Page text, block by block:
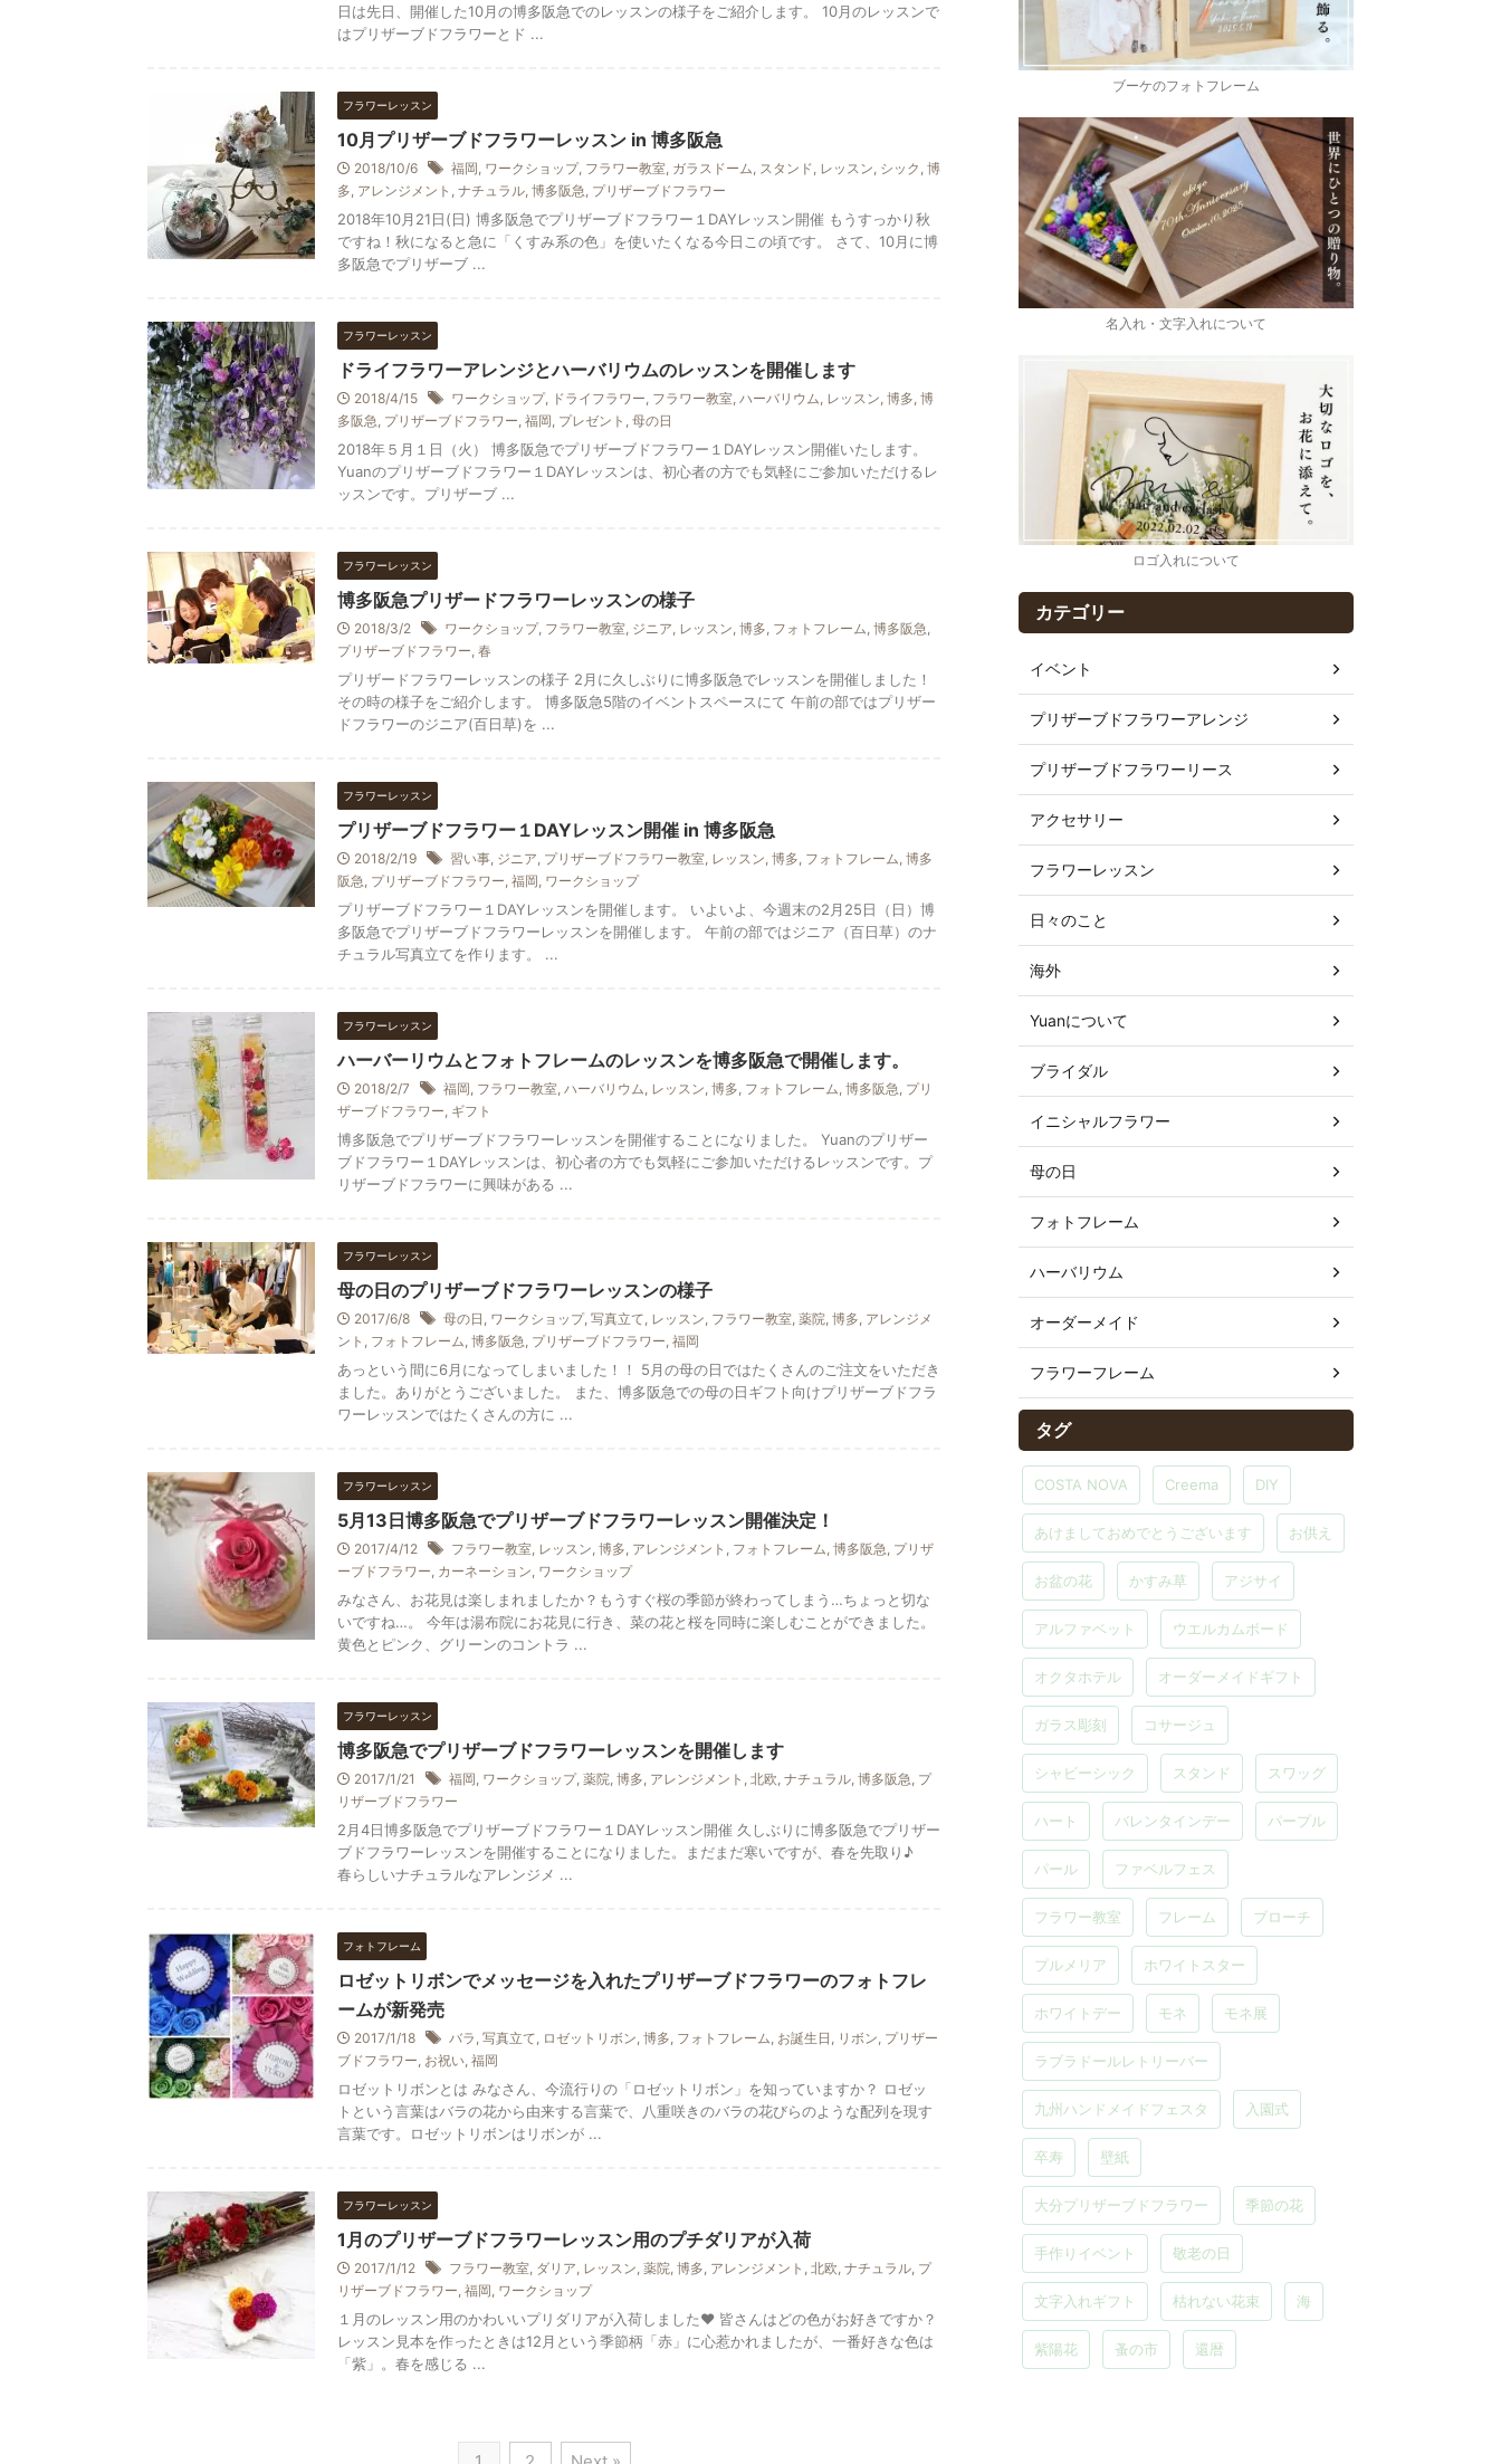
日は先日、開催した10月の博多阪急でのレッスンの様子をご紹介します。 10月のレッスンで
はプリザーブドフラワーとド ...
フラワーレッスン
10月プリザーブドフラワーレッスン in 博多阪急
2018/10/6 福岡 ワークショップ, フラワー教室 ガラスドーム スタンド レッスン シック 博
多 アレンジメント ナチュラル 博多阪急 プリザーブドフラワー
2018年10月21日(日) 博多阪急でプリザーブドフラワー１DAYレッスン開催 もうすっかり秋
ですね！秋になると急に「くすみ系の色」を使いたくなる今日この頃です。 さて、10月に博
多阪急でプリザーブ ...
フラワーレッスン
ドライフラワーアレンジとハーバリウムのレッスンを開催します
2018/4/15 ワークショップ, ドライフラワー フラワー教室 ハーバリウム レッスン 博多 博
多阪急 プリザーブドフラワー 福岡 プレゼント 母の日
2018年５月１日（火） 博多阪急でプリザーブドフラワー１DAYレッスン開催いたします。
Yuanのプリザーブドフラワー１DAYレッスンは、初心者の方でも気軽にご参加いただけるレ
ッスンです。プリザーブ ...
フラワーレッスン
博多阪急プリザードフラワーレッスンの様子
2018/3/2 ワークショップ, フラワー教室 ジニア レッスン 博多 フォトフレーム 博多阪急
プリザーブドフラワー 春
プリザードフラワーレッスンの様子 2月に久しぶりに博多阪急でレッスンを開催しました！
その時の様子をご紹介します。 博多阪急5階のイベントスペースにて 午前の部ではプリザー
ドフラワーのジニア(百日草)を ...
フラワーレッスン
プリザーブドフラワー１DAYレッスン開催 in 博多阪急
2018/2/19 習い事 ジニア プリザーブドフラワー教室 レッスン 博多 フォトフレーム 博多
阪急 プリザーブドフラワー 福岡 ワークショップ
プリザーブドフラワー１DAYレッスンを開催します。 いよいよ、今週末の2月25日（日）博
多阪急でプリザーブドフラワーレッスンを開催します。 午前の部ではジニア（百日草）のナ
チュラル写真立てを作ります。 ...
フラワーレッスン
ハーバーリウムとフォトフレームのレッスンを博多阪急で開催します。
2018/2/7 福岡 フラワー教室 ハーバリウム レッスン 博多 フォトフレーム 博多阪急 プリ
ザーブドフラワー ギフト
博多阪急でプリザーブドフラワーレッスンを開催することになりました。 Yuanのプリザー
ブドフラワー１DAYレッスンは、初心者の方でも気軽にご参加いただけるレッスンです。プ
リザーブドフラワーに興味がある ...
フラワーレッスン
母の日のプリザーブドフラワーレッスンの様子
2017/6/8 母の日 ワークショップ, 写真立て レッスン フラワー教室 薬院 博多 アレンジメ
ント
フォトフレーム 博多阪急 プリザーブドフラワー 福岡
あっという間に6月になってしまいました！！ 5月の母の日ではたくさんのご注文をいただき
ました。ありがとうございました。 また、博多阪急での母の日ギフト向けプリザーブドフラ
ワーレッスンではたくさんの方に ...
フラワーレッスン
5月13日博多阪急でプリザーブドフラワーレッスン開催決定！
2017/4/12 フラワー教室 レッスン 博多 アレンジメント フォトフレーム 博多阪急 プリザ
ーブドフラワー カーネーション ワークショップ
みなさん、お花見は楽しまれましたか？もうすぐ桜の季節が終わってしまう…ちょっと切な
いですね…。 今年は湯布院にお花見に行き、菜の花と桜を同時に楽しむことができました。
黄色とピンク、グリーンのコントラ ...
フラワーレッスン
博多阪急でプリザーブドフラワーレッスンを開催します
2017/1/21 福岡 ワークショップ, 薬院 博多 アレンジメント 北欧 ナチュラル 博多阪急 プ
リザーブドフラワー
2月4日博多阪急でプリザーブドフラワー１DAYレッスン開催 久しぶりに博多阪急でプリザー
ブドフラワーレッスンを開催することになりました。まだまだ寒いですが、春を先取り♪
春らしいナチュラルなアレンジメ ...
フォトフレーム
ロゼットリボンでメッセージを入れたプリザーブドフラワーのフォトフレ
ームが新発売
2017/1/18 バラ 写真立て ロゼットリボン 博多 フォトフレーム お誕生日 リボン プリザー
ブドフラワー お祝い 福岡
ロゼットリボンとは みなさん、今流行りの「ロゼットリボン」を知っていますか？ ロゼッ
トという言葉はバラの花から由来する言葉で、八重咲きのバラの花びらのような配列を現す
言葉です。ロゼットリボンはリボンが ...
フラワーレッスン
1月のプリザーブドフラワーレッスン用のプチダリアが入荷
2017/1/12 フラワー教室 ダリア レッスン 薬院 博多 アレンジメント 北欧 ナチュラル プ
リザーブドフラワー 福岡 ワークショップ
１月のレッスン用のかわいいプリダリアが入荷しました♥ 皆さんはどの色がお好きですか？
レッスン見本を作ったときは12月という季節柄「赤」に心惹かれましたが、一番好きな色は
「紫」。春を感じる ...
ブーケのフォトフレーム
名入れ・文字入れについて
ロゴ入れについて
カテゴリー
イベント
プリザーブドフラワーアレンジ
プリザーブドフラワーリース
アクセサリー
フラワーレッスン
日々のこと
海外
Yuanについて
ブライダル
イニシャルフラワー
母の日
フォトフレーム
ハーバリウム
オーダーメイド
フラワーフレーム
タグ
COSTA NOVA Creema DIY
あけましておめでとうございます お供え
お盆の花 かすみ草 アジサイ
アルファベット ウエルカムボード
オクタホテル オーダーメイドギフト
ガラス彫刻 コサージュ
シャビーシック スタンド スワッグ
ハート バレンタインデー パープル
パール ファベルフェス
フラワー教室 フレーム ブローチ
プルメリア ホワイトスター
ホワイトデー モネ モネ展
ラブラドールレトリーバー
九州ハンドメイドフェスタ 入園式
卒寿 壁紙
大分プリザーブドフラワー 季節の花
手作りイベント 敬老の日
文字入れギフト 枯れない花束 海
紫陽花 蚤の市 還暦